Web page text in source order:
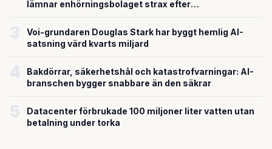
lämnar enhörningsbolaget strax efter
Voi-grundaren Douglas Stark har byggt hemlig AI-
satsning värd kvarts miljard
Bakdörrar, säkerhetshål och katastrofvarningar: AI-
branschen bygger snabbare än den säkrar
Datacenter förbrukade 100 miljoner liter vatten utan
betalning under torka